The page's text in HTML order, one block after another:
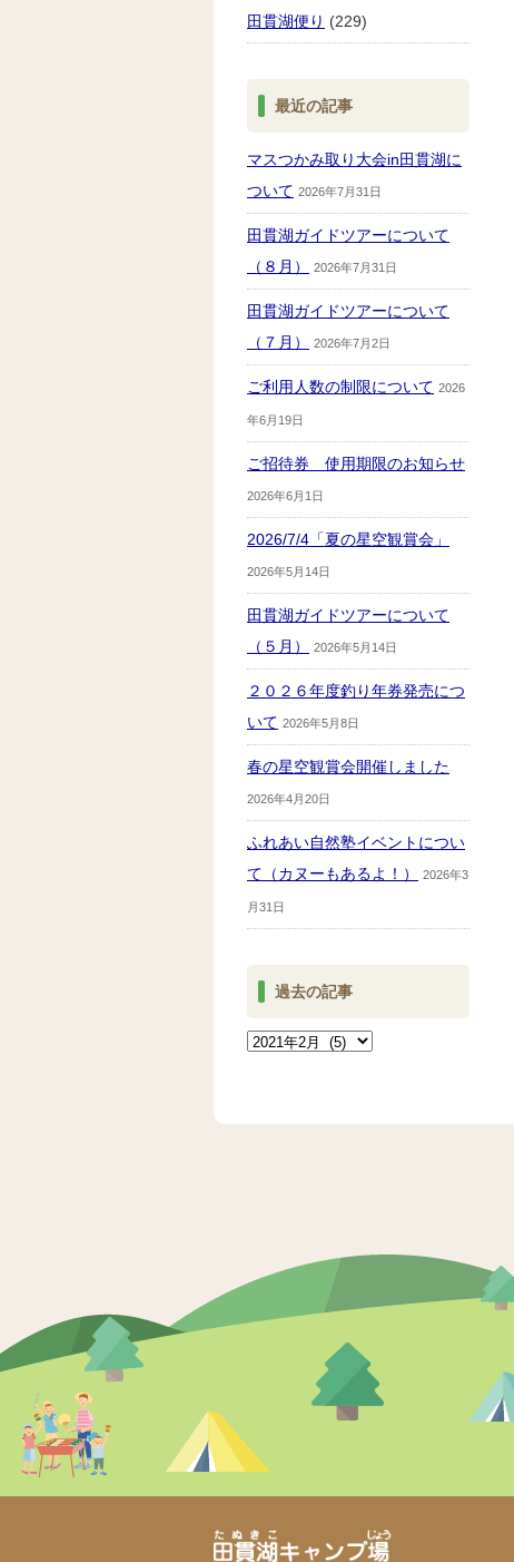
田貫湖便り (229)
最近の記事
マスつかみ取り大会in田貫湖に
ついて 2026年7月31日
田貫湖ガイドツアーについて
（８月）
2026年7月31日
田貫湖ガイドツアーについて
（７月）
2026年7月2日
ご利用人数の制限について 2026
年6月19日
ご招待券 使用期限のお知らせ
2026年6月1日
2026/7/4「夏の星空観賞会」
2026年5月14日
田貫湖ガイドツアーについて
（５月）
2026年5月14日
２０２６年度釣り年券発売につ
いて 2026年5月8日
春の星空観賞会開催しました
2026年4月20日
ふれあい自然塾イベントについ
て（カヌーもあるよ！）
2026年3
月31日
過去の記事
過